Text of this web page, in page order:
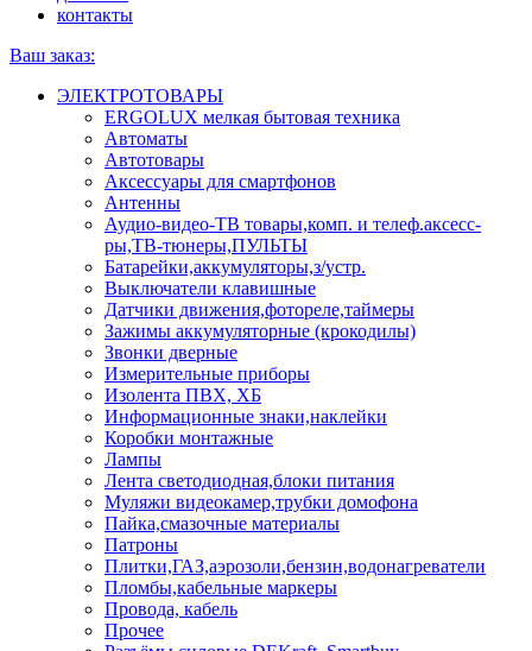
контакты
Ваш заказ:
ЭЛЕКТРОТОВАРЫ
ERGOLUX мелкая бытовая техника
Автоматы
Автотовары
Аксессуары для смартфонов
Антенны
Аудио-видео-ТВ товары,комп. и телеф.аксесс-
ры,ТВ-тюнеры,ПУЛЬТЫ
Батарейки,аккумуляторы,з/устр.
Выключатели клавишные
Датчики движения,фотореле,таймеры
Зажимы аккумуляторные (крокодилы)
Звонки дверные
Измерительные приборы
Изолента ПВХ, ХБ
Информационные знаки,наклейки
Коробки монтажные
Лампы
Лента светодиодная,блоки питания
Муляжи видеокамер,трубки домофона
Пайка,смазочные материалы
Патроны
Плитки,ГАЗ,аэрозоли,бензин,водонагреватели
Пломбы,кабельные маркеры
Провода, кабель
Прочее